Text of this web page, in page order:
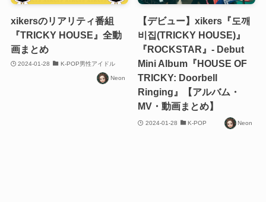
xikersのリアリティ番組
『TRICKY HOUSE』全動
画まとめ
2024-01-28 K-POP男性アイドル
Neon
【デビュー】xikers『도깨
비집(TRICKY HOUSE)』
『ROCKSTAR』- Debut
Mini Album『HOUSE OF
TRICKY: Doorbell
Ringing』【アルバム・
MV・動画まとめ】
2024-01-28 K-POP Neon